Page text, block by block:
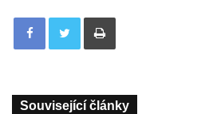
Tisknout
Související články